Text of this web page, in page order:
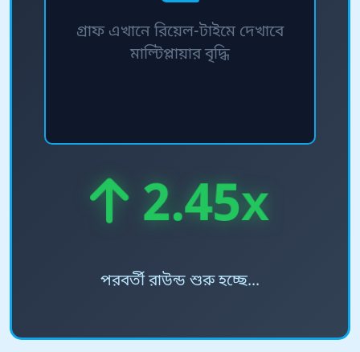
গ্রাফ এখানে রিয়েল-টাইমে দেখাবে
মাল্টিপ্লায়ার বৃদ্ধি
2.45x
পরবর্তী রাউন্ড শুরু হচ্ছে...